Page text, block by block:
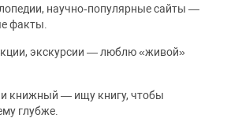
научно‑популярные сайты —
факты.
экскурсии — люблю «живой»
книжный — ищу книгу, чтобы
глубже.